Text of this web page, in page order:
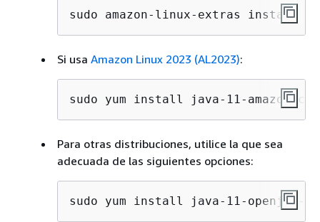
sudo amazon-linux-extras install
Si usa Amazon Linux 2023 (AL2023):
sudo yum install java-11-amazon-
Para otras distribuciones, utilice la que sea
adecuada de las siguientes opciones:
sudo yum install java-11-openjdk-